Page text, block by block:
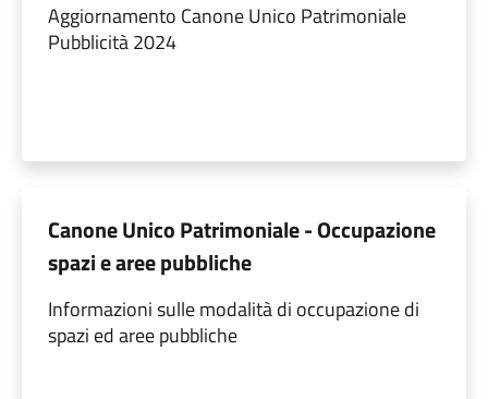
Aggiornamento Canone Unico Patrimoniale
Pubblicità 2024
Canone Unico Patrimoniale - Occupazione
spazi e aree pubbliche
Informazioni sulle modalità di occupazione di
spazi ed aree pubbliche